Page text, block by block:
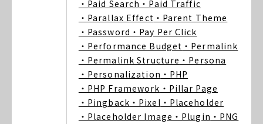
・Paid Search ・Paid Traffic
・Parallax Effect ・Parent Theme
・Password ・Pay Per Click
・Performance Budget ・Permalink
・Permalink Structure ・Persona
・Personalization ・PHP
・PHP Framework ・Pillar Page
・Pingback ・Pixel ・Placeholder
・Placeholder Image ・Plugin ・PNG